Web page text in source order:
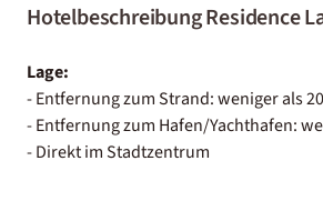
Hotelbeschreibung Residence
Lage:
- Entfernung zum Strand: weniger als
- Entfernung zum Hafen/Yachthafen:
- Direkt im Stadtzentrum